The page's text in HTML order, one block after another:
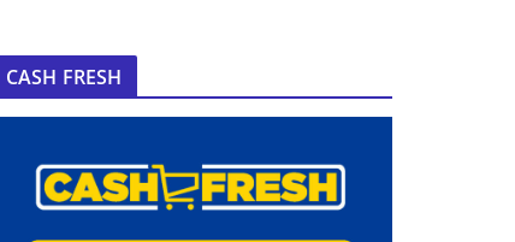
CASH FRESH